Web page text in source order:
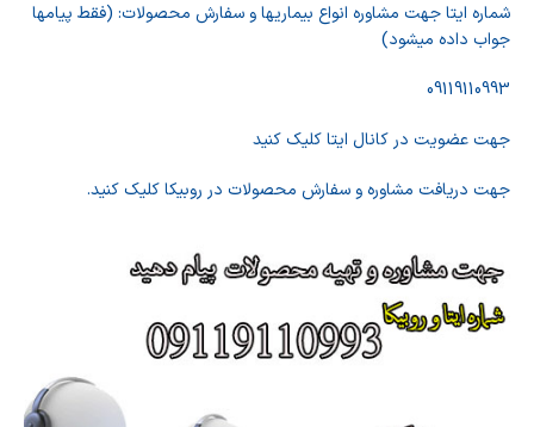
شماره ایتا جهت مشاوره انواع بیماریها و سفارش محصولات: (فقط پیامها
جواب داده میشود)
09119110993
جهت عضویت در کانال ایتا کلیک کنید
جهت دریافت مشاوره و سفارش محصولات در روبیکا کلیک کنید.